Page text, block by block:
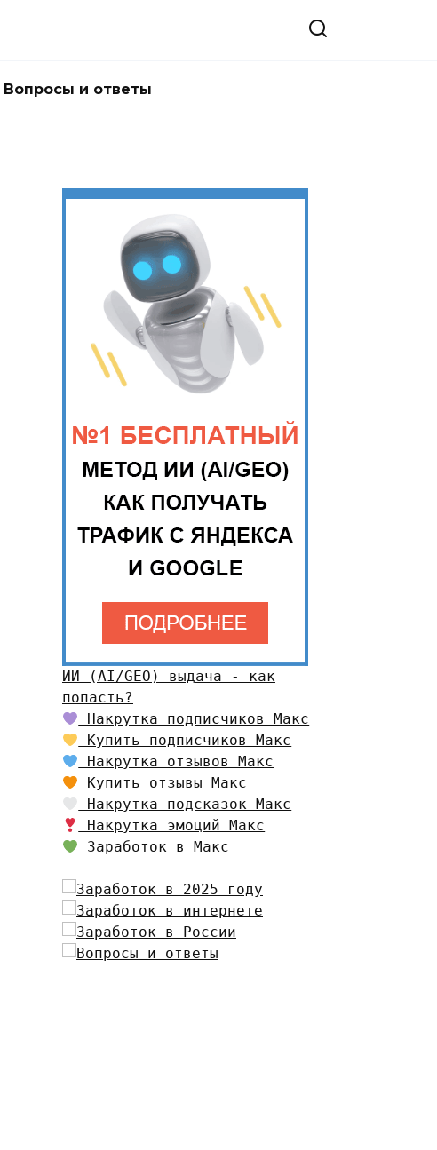
Вопросы и ответы
ИИ (AI/GEO) выдача - как
попасть?
Накрутка подписчиков Макс
Купить подписчиков Макс
Накрутка отзывов Макс
Купить отзывы Макс
Накрутка подсказок Макс
Накрутка эмоций Макс
Заработок в Макс